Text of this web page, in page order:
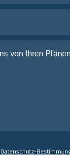
Datenschutz-